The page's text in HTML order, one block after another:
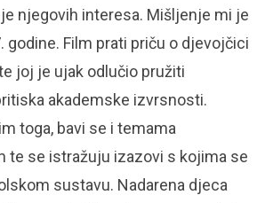
njegovih interesa. Mišljenje mi je
Film prati priču o djevojčici
joj je ujak odlučio pružiti
akademske izvrsnosti.
toga, bavi se i temama
te se istražuju izazovi s kojima se
sustavu. Nadarena djeca